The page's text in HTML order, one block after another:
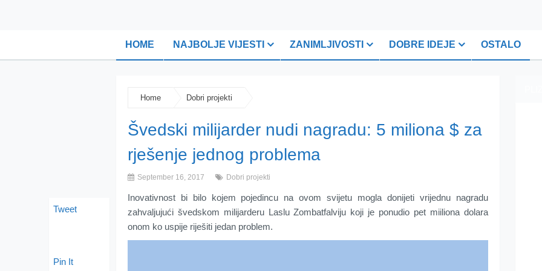
HOME NAJBOLJE VIJESTI ZANIMLJIVOSTI DOBRE IDEJE OSTALO
Home Dobri projekti
Švedski milijarder nudi nagradu: 5 miliona $ za
rješenje jednog problema
September 16, 2017 Dobri projekti
Inovativnost bi bilo kojem pojedincu na ovom svijetu mogla donijeti vrijednu nagradu
zahvaljujući švedskom milijarderu Laslu Zombatfalviju koji je ponudio pet miiliona dolara
onom ko uspije riješiti jedan problem.
Tweet
Pin It